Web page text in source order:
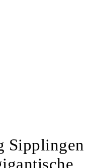
Sipplingen